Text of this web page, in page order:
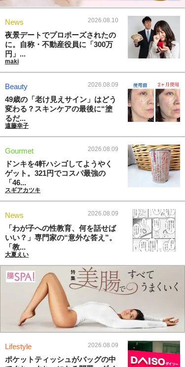
News 2026.08.10
夜景デートでプロポーズされたの
に。自称・不動産役員に「300万
円」...
maki
Beauty 2026.08.09
49歳の「老け見えサイン」はどう
変わる？スキンケアの最後に“塗
るだ...
遠藤幸子
Gourmet 2026.08.09
ドンキを4軒ハシゴしてようやく
ゲット。321円でコスパ最強の
「46...
スギアカツキ
News 2026.08.09
「わが子への性教育、何を話せば
いい？」専門家の“意外な答え”。
「教...
大夏えい
Lifestyle 2026.08.09
ポケットティッシュがバッグの中